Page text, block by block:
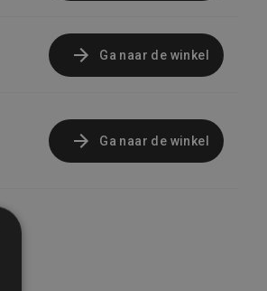
Ga naar de winkel
Ga naar de winkel